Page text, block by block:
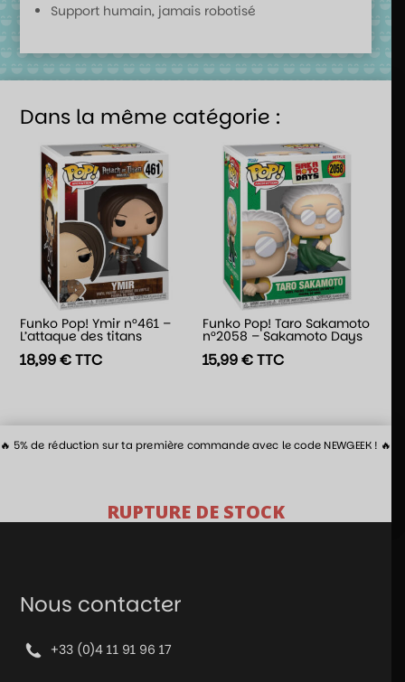
Support humain, jamais robotisé
Dans la même catégorie :
Funko Pop! Ymir n°461 –
L’attaque des titans
18,99€TTC
Funko Pop! Taro Sakamoto
n°2058 – Sakamoto Days
15,99€TTC
🔥 5% de réduction sur ta première commande avec le code NEWGEEK ! 🔥
RUPTURE DE STOCK
Nous contacter
+33 (0)4 11 91 96 17